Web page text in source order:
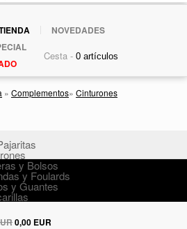
NOVEDADES
Cesta -
» Complementos» Cinturones
y Bolsos
y Foulards
y Guantes
0,00 EUR